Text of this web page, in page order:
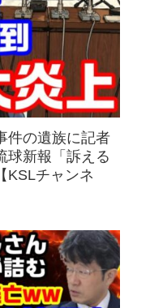
件の遺族に記者
球新報「訴える
KSLチャンネ